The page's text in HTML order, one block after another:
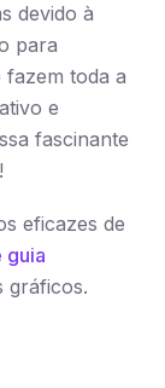
devido à
para
toda a
e
fascinante
!
eficazes de
guia
gráficos.